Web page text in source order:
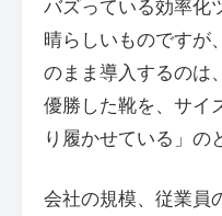
バズっている効率化
晴らしいものですが
のまま導入するのは
優勝した靴を、サイ
り履かせている」の
会社の規模、従業員